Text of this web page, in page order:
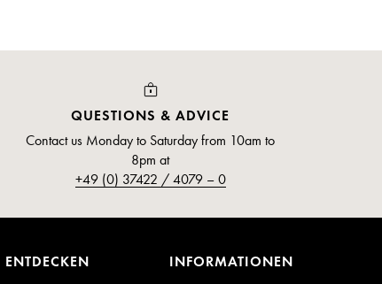
QUESTIONS & ADVICE
Contact us Monday to Saturday from 10am to
8pm at
+49 (0) 37422 / 4079 – 0
ENTDECKEN
INFORMATIONEN